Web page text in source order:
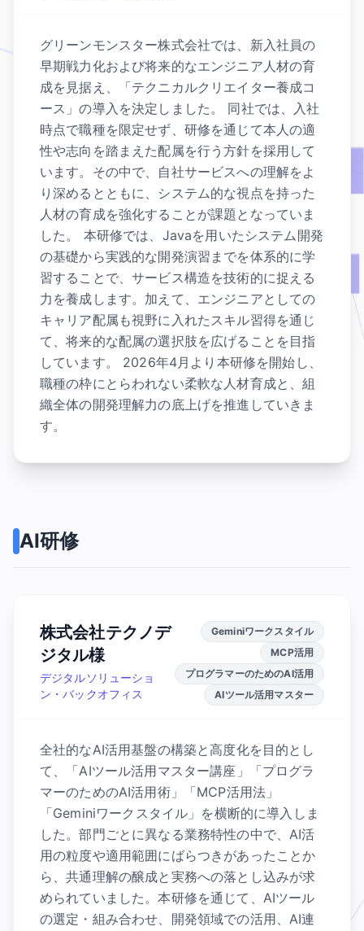
グリーンモンスター株式会社では、新入社員の
早期戦力化および将来的なエンジニア人材の育
成を見据え、「テクニカルクリエイター養成コ
ース」の導入を決定しました。 同社では、入社
時点で職種を限定せず、研修を通じて本人の適
性や志向を踏まえた配属を行う方針を採用して
います。その中で、自社サービスへの理解をよ
り深めるとともに、システム的な視点を持った
人材の育成を強化することが課題となっていま
した。 本研修では、Javaを用いたシステム開発
の基礎から実践的な開発演習までを体系的に学
習することで、サービス構造を技術的に捉える
力を養成します。加えて、エンジニアとしての
キャリア配属も視野に入れたスキル習得を通じ
て、将来的な配属の選択肢を広げることを目指
しています。 2026年4月より本研修を開始し、
職種の枠にとらわれない柔軟な人材育成と、組
織全体の開発理解力の底上げを推進していきま
す。
AI研修
株式会社テクノデ
ジタル様
デジタルソリューショ
ン・バックオフィス
Geminiワークスタイル
MCP活用
プログラマーのためのAI活用
AIツール活用マスター
全社的なAI活用基盤の構築と高度化を目的とし
て、「AIツール活用マスター講座」「プログラ
マーのためのAI活用術」「MCP活用法」
「Geminiワークスタイル」を横断的に導入しま
した。部門ごとに異なる業務特性の中で、AI活
用の粒度や適用範囲にばらつきがあったことか
ら、共通理解の醸成と実務への落とし込みが求
められていました。本研修を通じて、AIツール
の選定・組み合わせ、開発領域での活用、AI連